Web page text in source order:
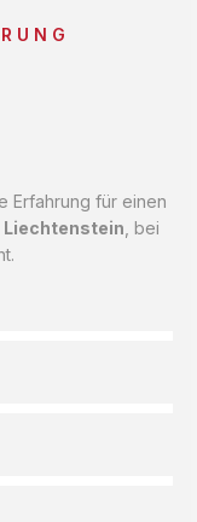
Erfahrung für einen
Liechtenstein , bei